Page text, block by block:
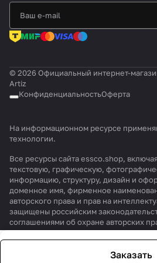
Заказать
© 2026 Официальный интернет-
Artiz
КонфиденциальностьОферта
На информационном ресурсе
технологии.
Все ресурсы сайта essco.shop,
текстовую, графическую,
информацию, структуру, дизайн и
доменное имя, фирменное
авторского права и прав на
защищены российским
соглашениями об охране авторских